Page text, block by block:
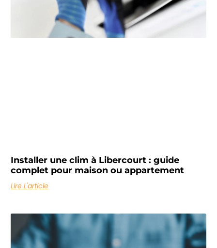
Installer une clim à Libercourt : guide
complet pour maison ou appartement
Lire L'article